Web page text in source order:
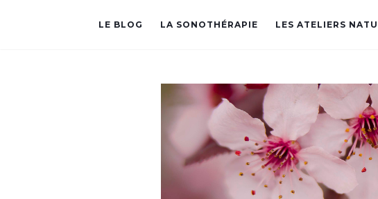
LE BLOG LA SONOTHÉRAPIE LES ATELIERS